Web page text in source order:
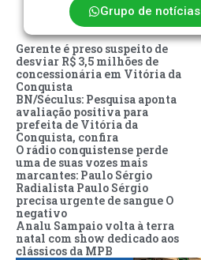
Grupo de notícias
Gerente é preso suspeito de
desviar R$ 3,5 milhões de
concessionária em Vitória da
Conquista
BN/Séculus: Pesquisa aponta
avaliação positiva para
prefeita de Vitória da
Conquista, confira
O rádio conquistense perde
uma de suas vozes mais
marcantes: Paulo Sérgio
Radialista Paulo Sérgio
precisa urgente de sangue O
negativo
Analu Sampaio volta à terra
natal com show dedicado aos
clássicos da MPB